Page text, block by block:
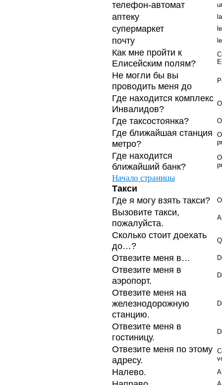
телефон-автомат
аптеку
супермаркет
почту
Как мне пройти к
Елисейским полям?
Не могли бы вы
проводить меня до
Где находится комплекс
Инвалидов?
Где таксостоянка?
Где ближайшая станция
метро?
Где находится
ближайший банк?
Начало страницы
Такси
Где я могу взять такси?
Вызовите такси,
пожалуйста.
Сколько стоит доехать
до…?
Отвезите меня в…
Отвезите меня в
аэропорт.
Отвезите меня на
железнодорожную
станцию.
Отвезите меня в
гостиницу.
Отвезите меня по этому
адресу.
Налево.